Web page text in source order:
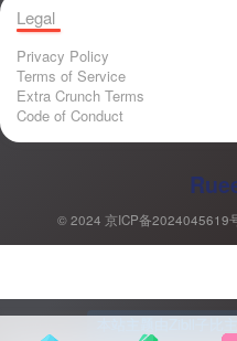
Legal
Privacy Policy
Terms of Service
Extra Crunch Terms
Code of Conduct
© 2024 京ICP备2024045619